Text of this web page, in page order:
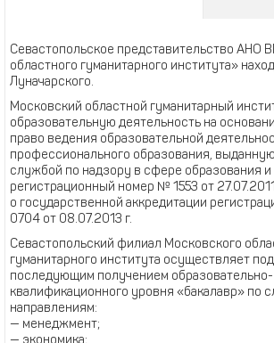
Севастопольское представительство АНО
областного гуманитарного института»
Луначарского.
Московский областной гуманитарный
образовательную деятельность на
право ведения образовательной
профессионального образования,
службой по надзору в сфере образования и
регистрационный номер № 1553 от
о государственной аккредитации
0704 от 08.07.2013 г.
Севастопольский филиал Московского
гуманитарного института осуществляет
последующим получением образовательно-
квалификационного уровня «бакалавр» по
направлениям:
— менеджмент;